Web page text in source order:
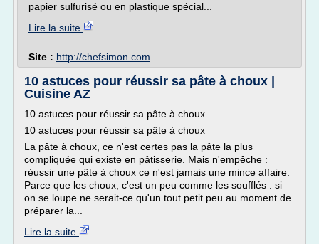
papier sulfurisé ou en plastique spécial...
Lire la suite
Site : http://chefsimon.com
10 astuces pour réussir sa pâte à choux |
Cuisine AZ
10 astuces pour réussir sa pâte à choux
10 astuces pour réussir sa pâte à choux
La pâte à choux, ce n'est certes pas la pâte la plus
compliquée qui existe en pâtisserie. Mais n'empêche :
réussir une pâte à choux ce n'est jamais une mince affaire.
Parce que les choux, c'est un peu comme les soufflés : si
on se loupe ne serait-ce qu'un tout petit peu au moment de
préparer la...
Lire la suite